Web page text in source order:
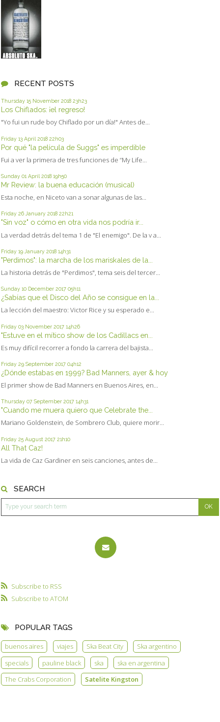
RECENT POSTS
Thursday 15 November 2018 23h23
Los Chiflados: ¡el regreso!
"Yo fui un rude boy Chiflado por un día!" Antes de...
Friday 13 April 2018 22h03
Por qué "la película de Suggs" es imperdible
Fui a ver la primera de tres funciones de “My Life...
Sunday 01 April 2018 19h50
Mr Review: la buena educación (musical)
Esta noche, en Niceto van a sonar algunas de las...
Friday 26 January 2018 22h21
"Sin voz" o cómo en otra vida nos podría ir...
La verdad detrás del tema 1 de "El enemigo". De la v a...
Friday 19 January 2018 14h31
"Perdimos": la marcha de los mariskales de la...
La historia detrás de "Perdimos", tema seis del tercer...
Sunday 10 December 2017 05h11
¿Sabías que el Disco del Año se consigue en la...
La lección del maestro: Victor Rice y su esperado e...
Friday 03 November 2017 14h26
"Estuve en el mítico show de los Cadillacs en...
Es muy difícil recorrer a fondo la carrera del bajista...
Friday 29 September 2017 04h12
¿Dónde estabas en 1999? Bad Manners, ayer & hoy
El primer show de Bad Manners en Buenos Aires, en...
Thursday 07 September 2017 14h31
"Cuando me muera quiero que Celebrate the...
Mariano Goldenstein, de Sombrero Club, quiere morir...
Friday 25 August 2017 21h10
All That Caz!
La vida de Caz Gardiner en seis canciones, antes de...
SEARCH
Subscribe to RSS
Subscribe to ATOM
POPULAR TAGS
buenos aires viajes Ska Beat City
Ska argentino
specials
pauline black ska
ska en argentina
The Crabs Corporation
Satelite Kingston